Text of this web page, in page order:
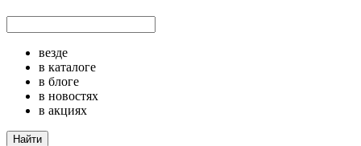
везде
в каталоге
в блоге
в новостях
в акциях
Найти